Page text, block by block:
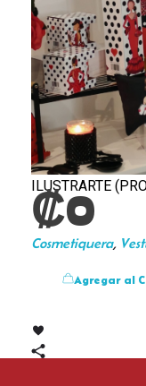
ILUSTRARTE
₡0
Cosmetiquera,
Agregar al